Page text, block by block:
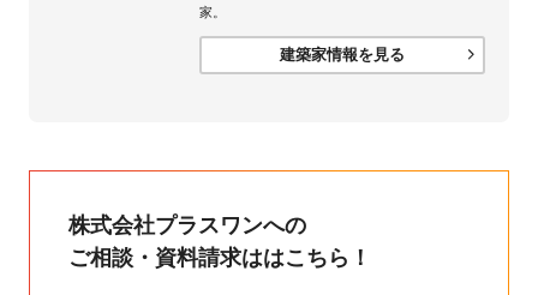
家。
建築家情報を見る
株式会社プラスワンへの
ご相談・資料請求ははこちら！